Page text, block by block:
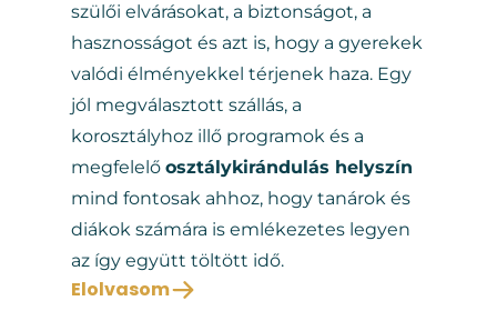
szülői elvárásokat, a biztonságot, a
hasznosságot és azt is, hogy a gyerekek
valódi élményekkel térjenek haza. Egy
jól megválasztott szállás, a
korosztályhoz illő programok és a
megfelelő osztálykirándulás helyszín
mind fontosak ahhoz, hogy tanárok és
diákok számára is emlékezetes legyen
az így együtt töltött idő.
Elolvasom